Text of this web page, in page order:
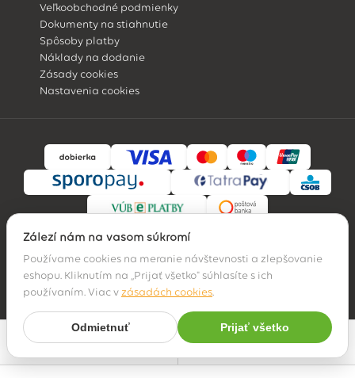
Filter Najpredávanejšie
Veľkoobchodné podmienky
Dokumenty na stiahnutie
Spôsoby platby
Náklady na dodanie
Zásady cookies
Nastavenia cookies
© 2026 Hossa family, s. r. o.
Záleží nám na vašom súkromí
Používame cookies na meranie návštevnosti a zlepšovanie
eshopu. Kliknutím na „Prijať všetko" súhlasíte s ich
používaním. Viac vzásadách cookies.
Odmietnuť Prijať všetko